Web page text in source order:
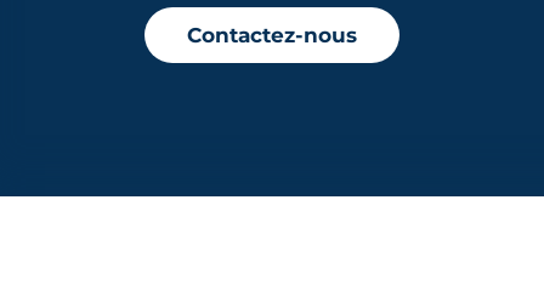
Contactez-nous